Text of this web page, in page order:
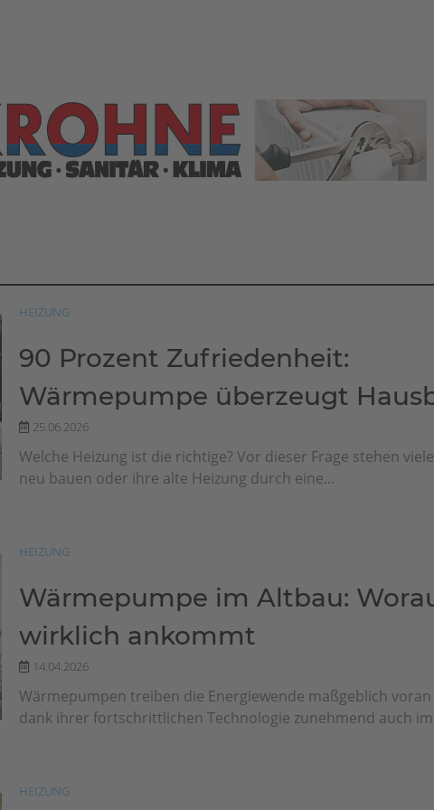
HEIZUNG
90 Prozent Zufriedenheit:
Wärmepumpe überzeugt
25.06.2026
Welche Heizung ist die richtige? Vor dieser Frage stehen
neu bauen oder ihre alte Heizung durch eine...
HEIZUNG
Wärmepumpe im Altbau:
wirklich ankommt
14.04.2026
Wärmepumpen treiben die Energiewende maßgeblich
dank ihrer fortschrittlichen Technologie zunehmend auch
HEIZUNG